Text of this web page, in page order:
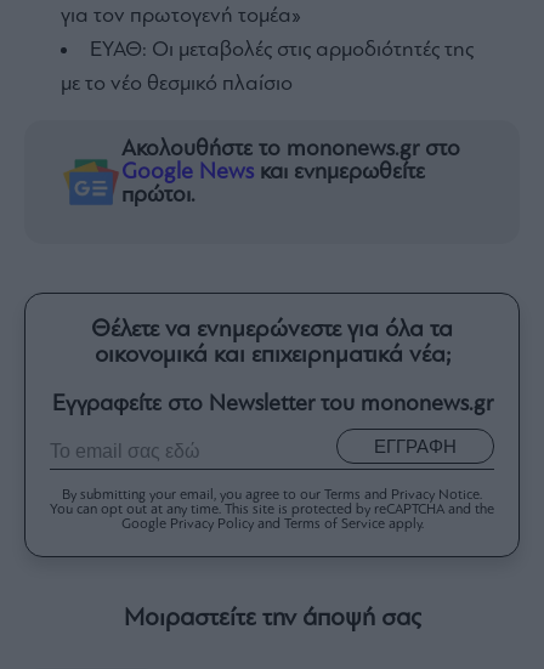
για τον πρωτογενή τομέα»
ΕΥΑΘ: Οι μεταβολές στις αρμοδιότητές της
με το νέο θεσμικό πλαίσιο
Ακολουθήστε το mononews.gr στο
Google News και ενημερωθείτε
πρώτοι.
Θέλετε να ενημερώνεστε για όλα τα
οικονομικά και επιχειρηματικά νέα;
Εγγραφείτε στο Newsletter του mononews.gr
ΕΓΓΡΑΦΗ
By submitting your email, you agree to our Terms and Privacy Notice.
You can opt out at any time. This site is protected by reCAPTCHA and the
Google Privacy Policy and Terms of Service apply.
Μοιραστείτε την άποψή σας